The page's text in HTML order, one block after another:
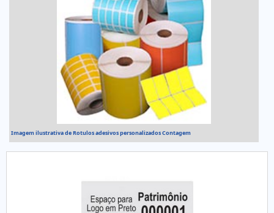
Imagem ilustrativa de Rotulos adesivos personalizados Contagem